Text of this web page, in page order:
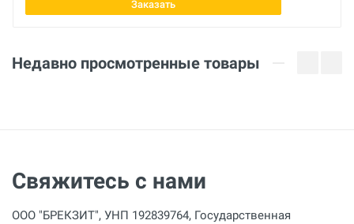
Отправить отзыв
Заказать
Недавно просмотренные товары
Свяжитесь с нами
ООО "БРЕКЗИТ", УНП 192839764, Государственная